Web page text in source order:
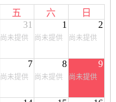
五 六
日
31
尚未提供
1
尚未提供
2
尚未提供
7
尚未提供
8
尚未提供
9
尚未提供